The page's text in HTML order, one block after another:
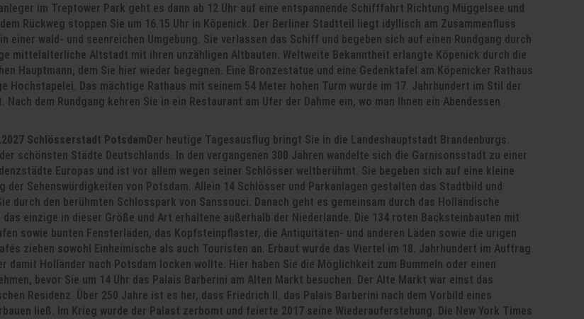
im Treptower Park geht es dann ab 12 Uhr auf eine entspannende Schifffahrt Richtung Müggelsee und
Rückweg stoppen Sie um 16.15 Uhr in Köpenick. Der Berliner Stadtteil liegt idyllisch am Zusammenfluss
einer wald- und seenreichen Umgebung. Sie verlassen das Schiff und begeben sich auf einen Rundgang durch
mittelalterliche Altstadt mit ihren unzähligen Altbauten. Weltweite Bekanntheit erlangte Köpenick durch die
Hauptmann, dem Sie hier wieder begegnen. Eine Bronzestatue und eine Gedenktafel am Köpenicker Rathaus
Hochstapelei. Das mächtige Rathaus mit seinem 54 Meter hohen Turm wurde im 17. Jahrhundert im Stil der
dem Rundgang kehren Sie in ein Restaurant am Ufer der Dahme ein, wo man Ihnen ein Abendessen
Schlösserstadt PotsdamDer heutige Tagesausflug bringt Sie in die Landeshauptstadt Brandenburgs.
schönsten Städte Deutschlands. In den vergangenen 300 Jahren wandelte sich die Garnisonsstadt zu einer
Europas und ist vor allem wegen seiner Schlösser weltberühmt. Sie begeben sich auf eine kleine
der Sehenswürdigkeiten von Potsdam. Allein 14 Schlösser und Parkanlagen gestalten das Stadtbild und
durch den berühmten Schlosspark von Sanssouci. Danach geht es gemeinsam durch das Holländische
einzige in dieser Größe und Art erhaltene außerhalb der Niederlande. Die 134 roten Backsteinbauten mit
sowie bunten Fensterläden, das Kopfsteinpflaster, die Antiquitäten- und anderen Läden sowie die urigen
ziehen sowohl Einheimische als auch Touristen an. Erbaut wurde das Viertel im 18. Jahrhundert im Auftrag
damit Holländer nach Potsdam locken wollte. Hier haben Sie die Möglichkeit zum Bummeln oder einen
bevor Sie um 14 Uhr das Palais Barberini am Alten Markt besuchen. Der Alte Markt war einst das
Residenz. Über 250 Jahre ist es her, dass Friedrich II. das Palais Barberini nach dem Vorbild eines
ließ. Im Krieg wurde der Palast zerbomt und feierte 2017 seine Wiederauferstehung. Die New York Times